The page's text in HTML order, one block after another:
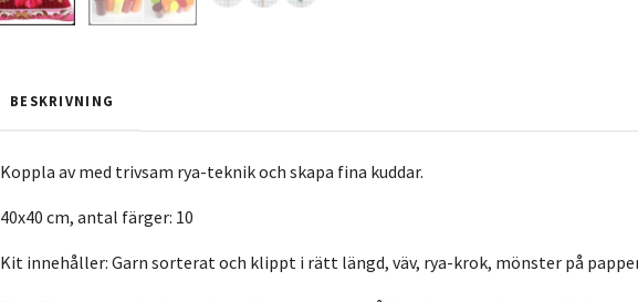
BESKRIVNING
Koppla av med trivsam rya-teknik och skapa fina kuddar.
40x40 cm, antal färger: 10
Kit innehåller: Garn sorterat och klippt i rätt längd, väv, rya-krok, mönster på